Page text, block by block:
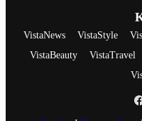
VistaNews VistaStyle
VistaBeauty
VistaTravel